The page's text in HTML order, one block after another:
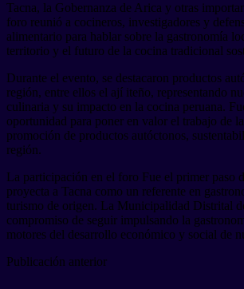
Tacna, la Gobernanza de Arica y otras
foro reunió a cocineros, investigadores y
alimentario para hablar sobre la gastronomía
territorio y el futuro de la cocina tradicional
Durante el evento, se destacaron productos
región, entre ellos el ají iteño, representando
culinaria y su impacto en la cocina peruana.
oportunidad para poner en valor el trabajo de
promoción de productos autóctonos,
región.
La participación en el foro Fue el primer paso
proyecta a Tacna como un referente en
turismo de origen. La Municipalidad Distrital
compromiso de seguir impulsando la
motores del desarrollo económico y social de
Publicación anterior